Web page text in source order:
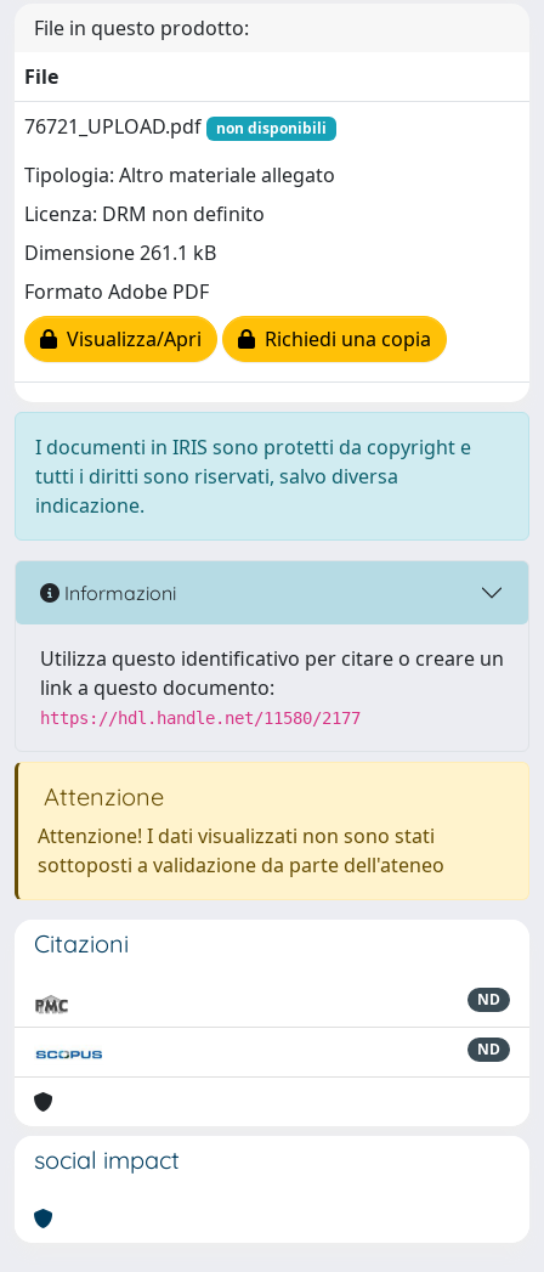
File in questo prodotto:
File
76721_UPLOAD.pdf
non disponibili
Tipologia: Altro materiale allegato
Licenza: DRM non definito
Dimensione 261.1 kB
Formato Adobe PDF
Visualizza/Apri
Richiedi una copia
I documenti in IRIS sono protetti da copyright e
tutti i diritti sono riservati, salvo diversa
indicazione.
Informazioni
Utilizza questo identificativo per citare o creare un
link a questo documento:
https://hdl.handle.net/11580/2177
Attenzione
Attenzione! I dati visualizzati non sono stati
sottoposti a validazione da parte dell'ateneo
Citazioni
ND
ND
social impact